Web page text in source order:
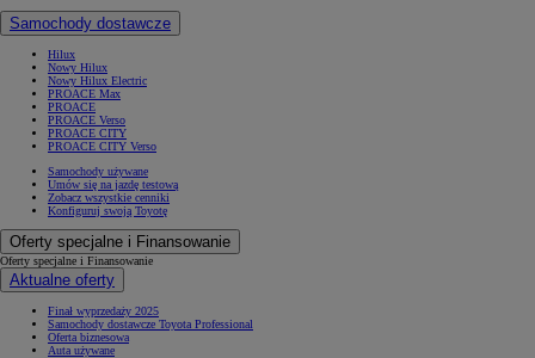
Samochody dostawcze
Hilux
Nowy Hilux
Nowy Hilux Electric
PROACE Max
PROACE
PROACE Verso
PROACE CITY
PROACE CITY Verso
Samochody używane
Umów się na jazdę testową
Zobacz wszystkie cenniki
Konfiguruj swoją Toyotę
Oferty specjalne i Finansowanie
Oferty specjalne i Finansowanie
Aktualne oferty
Finał wyprzedaży 2025
Samochody dostawcze Toyota Professional
Oferta biznesowa
Auta używane